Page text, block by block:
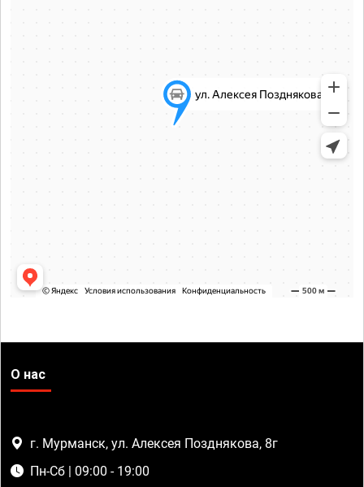
О нас
г. Мурманск, ул. Алексея Позднякова, 8г
Пн-Сб | 09:00 - 19:00